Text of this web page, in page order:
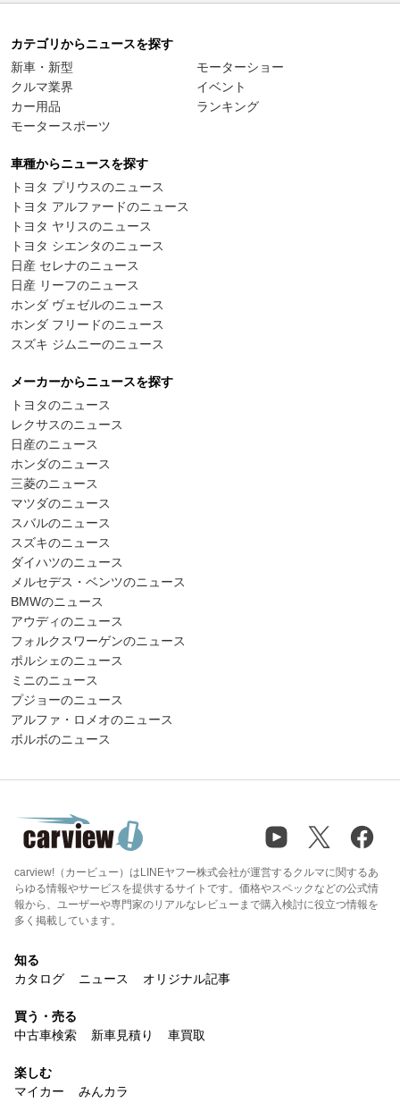
カテゴリからニュースを探す
新車・新型
クルマ業界
カー用品
モータースポーツ
モーターショー
イベント
ランキング
車種からニュースを探す
トヨタ プリウスのニュース
トヨタ アルファードのニュース
トヨタ ヤリスのニュース
トヨタ シエンタのニュース
日産 セレナのニュース
日産 リーフのニュース
ホンダ ヴェゼルのニュース
ホンダ フリードのニュース
スズキ ジムニーのニュース
メーカーからニュースを探す
トヨタのニュース
レクサスのニュース
日産のニュース
ホンダのニュース
三菱のニュース
マツダのニュース
スバルのニュース
スズキのニュース
ダイハツのニュース
メルセデス・ベンツのニュース
BMWのニュース
アウディのニュース
フォルクスワーゲンのニュース
ポルシェのニュース
ミニのニュース
プジョーのニュース
アルファ・ロメオのニュース
ボルボのニュース
carview!（カービュー）はLINEヤフー株式会社が運営するクルマに関するあ
らゆる情報やサービスを提供するサイトです。価格やスペックなどの公式情
報から、ユーザーや専門家のリアルなレビューまで購入検討に役立つ情報を
多く掲載しています。
知る
カタログ
ニュース オリジナル記事
買う・売る
中古車検索
新車見積り 車買取
楽しむ
マイカー
みんカラ